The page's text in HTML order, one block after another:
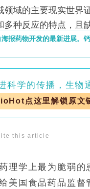
领域的主要现实世界
多种反应的特点，且
报药物开发的最新进展。
科学的传播，生物
点这里解锁原文
this article
理学上最为脆弱
美国食品药品监